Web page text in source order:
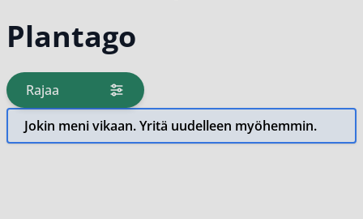
Plantago
Rajaa
tuotteita
Jokin meni vikaan. Yritä uudelleen myöhemmin.